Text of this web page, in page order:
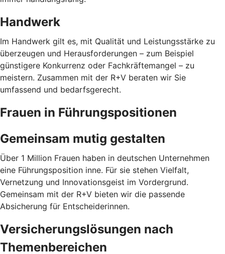
Handwerk
Im Handwerk gilt es, mit Qualität und Leistungsstärke zu
überzeugen und Herausforderungen – zum Beispiel
günstigere Konkurrenz oder Fachkräftemangel – zu
meistern. Zusammen mit der R+V beraten wir Sie
umfassend und bedarfsgerecht.
Frauen in Führungspositionen
Gemeinsam mutig gestalten
Über 1 Million Frauen haben in deutschen Unternehmen
eine Führungsposition inne. Für sie stehen Vielfalt,
Vernetzung und Innovationsgeist im Vordergrund.
Gemeinsam mit der R+V bieten wir die passende
Absicherung für Entscheiderinnen.
Versicherungslösungen nach
Themenbereichen